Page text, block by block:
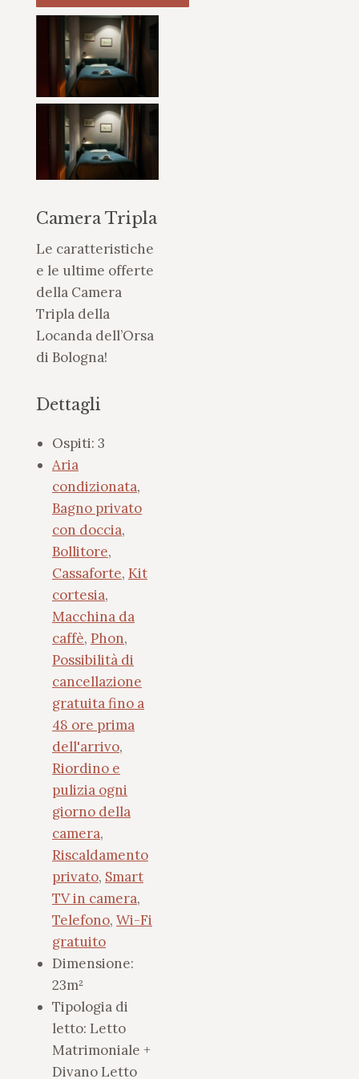
Camera Tripla
Le caratteristiche
e le ultime offerte
della Camera
Tripla della
Locanda dell’Orsa
di Bologna!
Dettagli
Ospiti: 3
Aria
condizionata,
Bagno privato
con doccia,
Bollitore,
Cassaforte, Kit
cortesia,
Macchina da
caffè, Phon,
Possibilità di
cancellazione
gratuita fino a
48 ore prima
dell'arrivo,
Riordino e
pulizia ogni
giorno della
camera,
Riscaldamento
privato, Smart
TV in camera,
Telefono, Wi-Fi
gratuito
Dimensione:
23m²
Tipologia di
letto: Letto
Matrimoniale +
Divano Letto